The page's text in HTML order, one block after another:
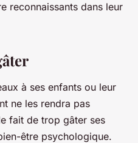
reconnaissants dans leur
à ses enfants ou leur
ne les rendra pas
fait de trop gâter ses
être psychologique.